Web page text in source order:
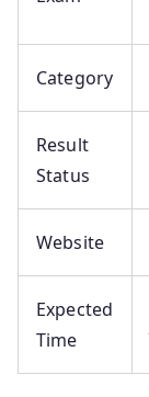
Category
Result
Status
Website
Expected
Time